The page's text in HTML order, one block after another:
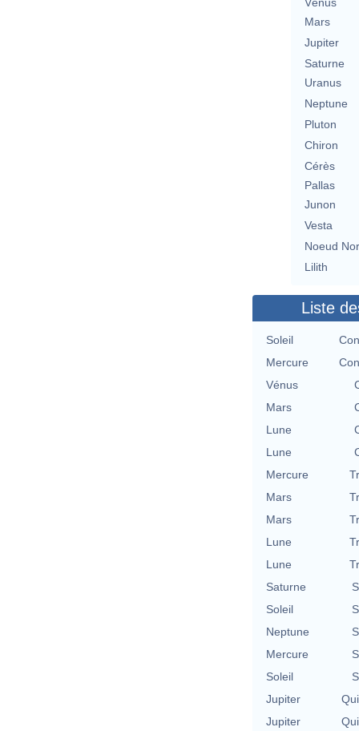
Vénus
Mars
Jupiter
Saturne
Uranus
Neptune
Pluton
Chiron
Cérès
Pallas
Junon
Vesta
Noeud
Lilith
Liste
Soleil
Mercure
Vénus
Mars
Lune
Lune
Mercure
Mars
Mars
Lune
Lune
Saturne
Soleil
Neptune
Mercure
Soleil
Jupiter
Jupiter